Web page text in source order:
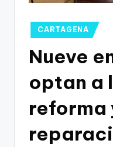
Publicado
en
CARTAGENA
Nueve
optan a
reforma